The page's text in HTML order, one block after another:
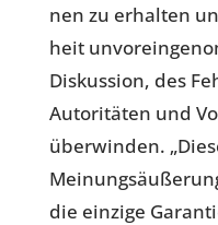
nen zu erhal­ten
heit
Dis­kus­sion, des
Auto­ri­tä­ten und
über­win­den.
die einzige